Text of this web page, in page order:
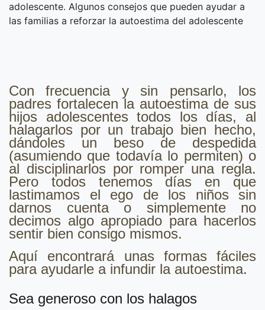
adolescente. Algunos consejos que pueden ayudar a
las familias a reforzar la autoestima del adolescente
Con frecuencia y sin pensarlo, los
padres fortalecen la autoestima de sus
hijos adolescentes todos los días, al
halagarlos por un trabajo bien hecho,
dándoles un beso de despedida
(asumiendo que todavía lo permiten) o
al disciplinarlos por romper una regla.
Pero todos tenemos días en que
lastimamos el ego de los niños sin
darnos cuenta o simplemente no
decimos algo apropiado para hacerlos
sentir bien consigo mismos.
Aquí encontrará unas formas fáciles
para ayudarle a infundir la autoestima.
Sea generoso con los halagos